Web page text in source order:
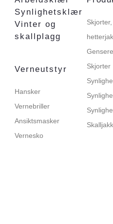
Synlighetsklær
Vinter og
skallplagg
Verneutstyr
Hansker
Vernebriller
Ansiktsmasker
Vernesko
Gensere
Skjorter